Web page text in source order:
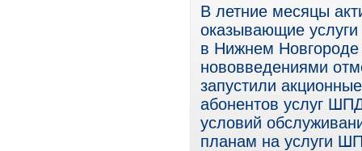
В летние месяцы
оказывающие услуги
в Нижнем
нововведениями
запустили
абонентов услуг
условий
планам на услуги